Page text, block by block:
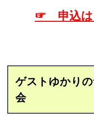
☞ 申込は
ゲストゆかり
会